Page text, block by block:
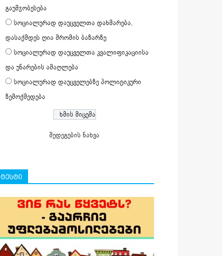
გაუმჯობესება
სოციალურად დაუცველთა დახმარება,
დასაქმდეს ღია შრომის ბაზარზე
სოციალურად დაუცველთა კვალიფიკაციისა
და უნარების ამაღლება
სოციალურად დაუცველებზე პოლიტიკური
ზემოქმედება
შედეგების ნახვა
ტესტი